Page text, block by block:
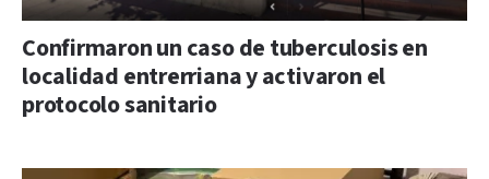
Confirmaron un caso de tuberculosis en
localidad entrerriana y activaron el
protocolo sanitario